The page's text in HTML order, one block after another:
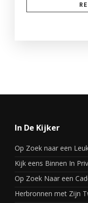
In De Kijker
Op Zoek naar een
Kijk eens Binnen In
Op Zoek Naar een
Herbronnen met Zijn